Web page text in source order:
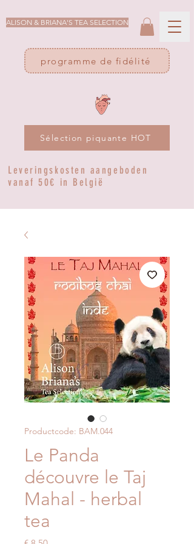
ALISON & BRIANA'S TEA SELECTION
programme de fidélité
Sélection piquante HOT
Leveringskosten aangeboden
vanaf 50€ in België
Productcode: BAM.044
Le Panda
découvre le Taj
Mahal - herbal
tea